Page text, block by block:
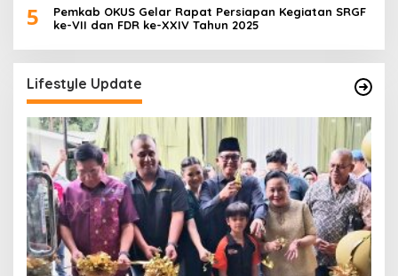
5
Pemkab OKUS Gelar Rapat Persiapan Kegiatan SRGF
ke-VII dan FDR ke-XXIV Tahun 2025
Lifestyle Update